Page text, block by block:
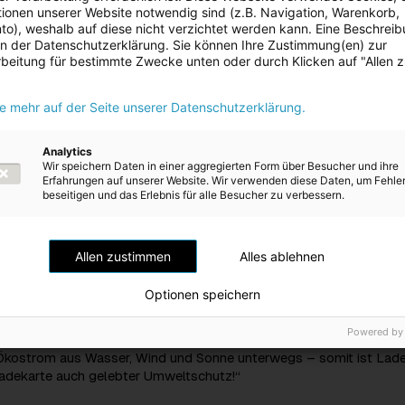
den Rahmen vor; der Zusammenschluss der großen Ladenetze
Gesamtangebot ist der nächste große Schritt auf dem Weg
der Elektromobilität.“
„Vorreiterrolle Österreichs“
dem besten Weg zum elektromobilen Vorbildland Europas. Die
bei den Neuzulassungen liegt aktuell bei drei Prozent –damit
Diese Vorreiterrolle gilt es auszubauen, denn jedes
ist ein Beitrag zum Klima-, Umwelt- und
Hofer. „Die verfügbaren E-Automodelle haben heute
Kilometer und mehr. Eine flächendeckende Versorgung mit
ist ein wichtiger Baustein, um möglichst viele Menschen zum
zu bewegen.“
Start-Bonus
der Energie AG ist noch bis 30. Juni 2019 mit Start-Bonus
unseren Kunden hohe Benutzerfreundlichkeit, attraktive Preise
erklären Michael Baminger und Klaus Dorninger,
Energie AG Vertriebs, „im Energie AG-Ladenetz sind sie
aus Wasser, Wind und Sonne unterwegs – somit ist
auch gelebter Umweltschutz!“
unserer Website notwendig sind (z.B. Navigation, Warenkorb,
weshalb auf diese nicht verzichtet werden kann. Eine
der Datenschutzerklärung. Sie können Ihre Zustimmung(en) zur
für bestimmte Zwecke unten oder durch Klicken auf "Allen
mehr auf der Seite unserer Datenschutzerklärung.
Analytics
Wir speichern Daten in einer aggregierten Form über Besucher und ihre
Erfahrungen auf unserer Website. Wir verwenden diese Daten, um
beseitigen und das Erlebnis für alle Besucher zu verbessern.
Allen zustimmen Alles ablehnen
Optionen speichern
Powered by